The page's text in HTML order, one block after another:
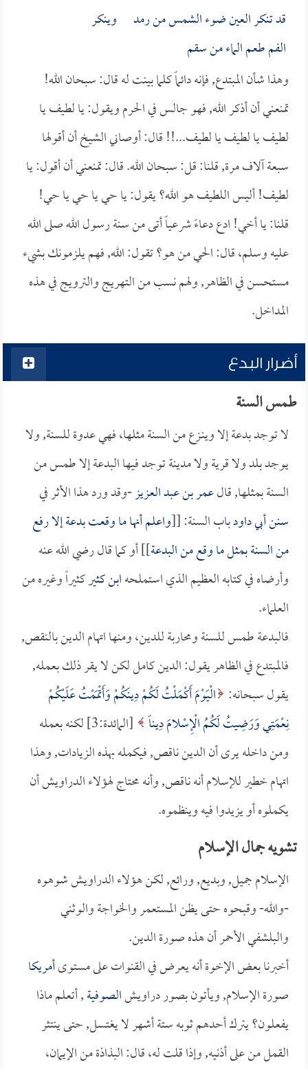
قد تنكر العين ضوء الشمس من رمد وينكر
الفم طعم الماء من سقم
وهذا شأن المبتدع, فإنه دائماً كلما بينت له قال: سبحان الله!
تمنعني أن أذكر الله, فهو جالس في الحرم ويقول: يا لطيف يا
لطيف يا لطيف يا لطيف...!! قال: أوصاني الشيخ أن أقولها
سبعة آلاف مرة, قلنا: قل: سبحان الله. قال: تمنعني أن أقول: يا
لطيف! أليس اللطيف هو الله؟ يقول: يا حي يا حي يا حي!
قلنا: يا أخي! ادع دعاءً شرعياً أتى من سنة رسول الله صلى الله
عليه وسلم، قال: الحي من هو؟ تقول: الله, فهم يلزمونك بشيء
مستحسن في الظاهر, ولهم نسب من التهريج والترويج في هذه
المداخل.
أضرار البدع
طمس السنة
لا توجد بدعة إلا وينـزع من السنة مثلها، فهي عدوة للسنة, ولا
يوجد بلد ولا قرية ولا مدينة توجد فيها البدعة إلا طمس من
السنة بمثلها, قالعمر بن عبد العزيز-وقد ورد هذا الأثر في
سنن أبي داودباب السنة: [[واعلم أنها ما وقعت بدعة إلا رفع
من السنة بمثل ما وقع من البدعة]] أو كما قال رضي الله عنه
وأرضاه في كتابه العظيم الذي استملحهابن كثيركثيراً وغيره من
العلماء.
فالبدعة طمس للسنة ومحاربة للدين، ومنها اتهام الدين بالنقص,
فالمبتدع في الظاهر يقول: الدين كامل لكن لا يقر ذلك بعمله,
يقول سبحانه: الْيَوْمَ أَكْمَلْتُ لَكُمْ دِينَكُمْ وَأَتْمَمْتُ عَلَيْكُمْ
نِعْمَتِي وَرَضِيتُ لَكُمُ الْإِسْلامَ دِيناً
[المائدة:3] لكنه بعمله
ومن داخله يرى أن الدين ناقص, فيكمله بهذه الزيادات, وهذا
اتهام خطير للإسلام أنه ناقص, وأنه محتاج لهؤلاء الدراويش أن
يكملوه أو يزيدوا فيه وينظموه.
تشويه جمال الإسلام
الإسلام جميل, وبديع, ورائع, لكن هؤلاء الدراويش شوهوه
-والله- وقبحوه حتى يظن المستعمر والخواجة والوثني
والبلشفي الأحمر أن هذه صورة الدين.
أخبرنا بعض الإخوة أنه يعرض في القنوات على مستوىأمريكا
صورة الإسلام, ويأتون بصور دراويشالصوفية, أتعلم ماذا
يفعلون؟ يترك أحدهم ثوبه ستة أشهر لا يغتسل, حتى ينتثر
القمل من على أذنيه, وإذا قلت له، قال: البذاذة من الإيمان،